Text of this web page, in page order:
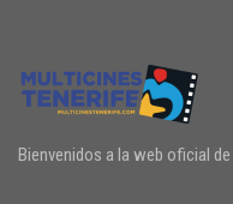
Bienvenidos a la web oficial